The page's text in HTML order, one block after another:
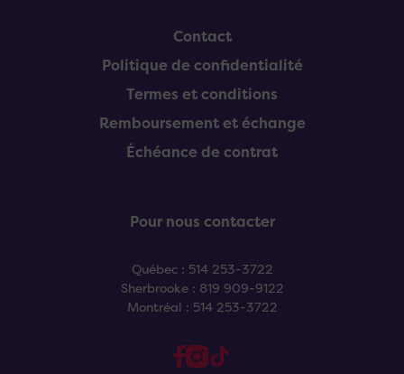
Contact
Politique de confidentialité
Termes et conditions
Remboursement et échange
Échéance de contrat
Pour nous contacter
Québec : 514 253-3722
Sherbrooke : 819 909-9122
Montréal : 514 253-3722